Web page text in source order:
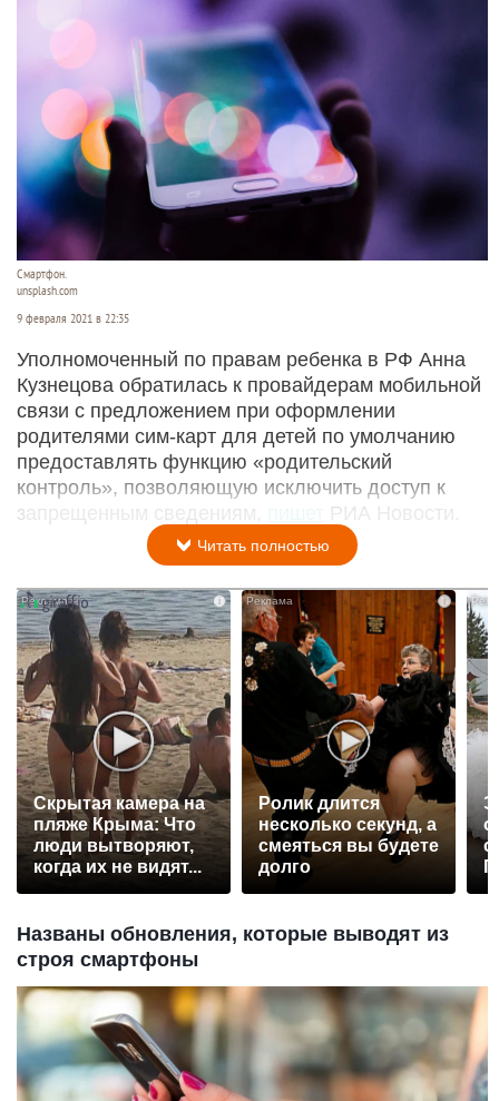
Смартфон.
unsplash.com
9 февраля 2021 в 22:35
Уполномоченный по правам ребенка в РФ Анна
Кузнецова обратилась к провайдерам мобильной
связи с предложением при оформлении
родителями сим-карт для детей по умолчанию
предоставлять функцию «родительский
контроль», позволяющую исключить доступ к
запрещенным сведениям,
РИА Новости.
Читать полностью
i
Скрытая камера на
пляже Крыма: Что
люди вытворяют,
когда их не видят...
Ролик длится
несколько секунд, а
смеяться вы будете
долго
Названы обновления, которые выводят из
строя смартфоны